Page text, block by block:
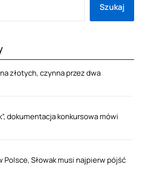
Szukaj
złotych, czynna przez dwa
dokumentacja konkursowa mówi
Polsce, Słowak musi najpierw pójść